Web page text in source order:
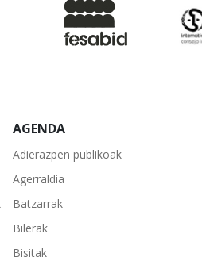
AGENDA
Adierazpen publikoak
Agerraldia
Batzarrak
Bilerak
Bisitak